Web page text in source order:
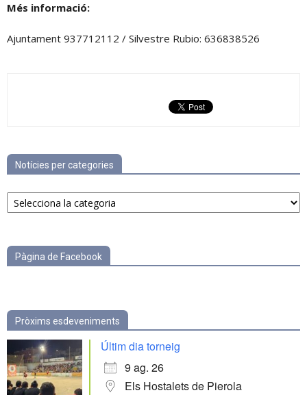
Més informació:
Ajuntament 937712112 / Silvestre Rubio: 636838526
Notícies per categories
Notícies
per
Pàgina de Facebook
Pròxims esdeveniments
Últim dia torneig
9 ag. 26
Els Hostalets de Pierola